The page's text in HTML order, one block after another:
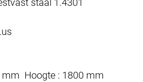
staal 1.4301
mm Hoogte : 1800 mm